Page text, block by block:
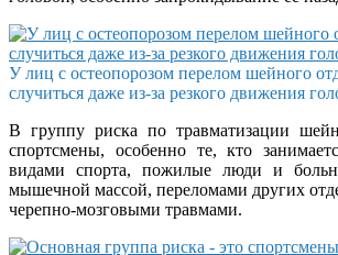
У лиц с остеопорозом перелом шейного
случиться даже из-за резкого движения
В группу риска по травматизации
спортсмены, особенно те, кто
видами спорта, пожилые люди и
мышечной массой, переломами других
черепно-мозговыми травмами.